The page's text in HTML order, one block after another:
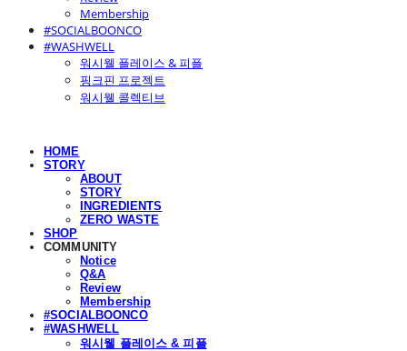
Membership
#SOCIALBOONCO
#WASHWELL
워시웰 플레이스 & 피플
핑크핀 프로젝트
워시웰 콜렉티브
HOME
STORY
ABOUT
STORY
INGREDIENTS
ZERO WASTE
SHOP
COMMUNITY
Notice
Q&A
Review
Membership
#SOCIALBOONCO
#WASHWELL
워시웰 플레이스 & 피플